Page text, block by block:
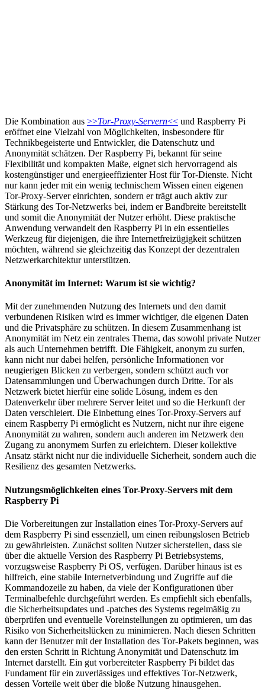
Die Kombination aus >>Tor-Proxy-Servern<< und Raspberry Pi
eröffnet eine Vielzahl von Möglichkeiten, insbesondere für
Technikbegeisterte und Entwickler, die Datenschutz und
Anonymität schätzen. Der Raspberry Pi, bekannt für seine
Flexibilität und kompakten Maße, eignet sich hervorragend als
kostengünstiger und energieeffizienter Host für Tor-Dienste. Nicht
nur kann jeder mit ein wenig technischem Wissen einen eigenen
Tor-Proxy-Server einrichten, sondern er trägt auch aktiv zur
Stärkung des Tor-Netzwerks bei, indem er Bandbreite bereitstellt
und somit die Anonymität der Nutzer erhöht. Diese praktische
Anwendung verwandelt den Raspberry Pi in ein essentielles
Werkzeug für diejenigen, die ihre Internetfreizügigkeit schützen
möchten, während sie gleichzeitig das Konzept der dezentralen
Netzwerkarchitektur unterstützen.
Anonymität im Internet: Warum ist sie wichtig?
Mit der zunehmenden Nutzung des Internets und den damit
verbundenen Risiken wird es immer wichtiger, die eigenen Daten
und die Privatsphäre zu schützen. In diesem Zusammenhang ist
Anonymität im Netz ein zentrales Thema, das sowohl private Nutzer
als auch Unternehmen betrifft. Die Fähigkeit, anonym zu surfen,
kann nicht nur dabei helfen, persönliche Informationen vor
neugierigen Blicken zu verbergen, sondern schützt auch vor
Datensammlungen und Überwachungen durch Dritte. Tor als
Netzwerk bietet hierfür eine solide Lösung, indem es den
Datenverkehr über mehrere Server leitet und so die Herkunft der
Daten verschleiert. Die Einbettung eines Tor-Proxy-Servers auf
einem Raspberry Pi ermöglicht es Nutzern, nicht nur ihre eigene
Anonymität zu wahren, sondern auch anderen im Netzwerk den
Zugang zu anonymem Surfen zu erleichtern. Dieser kollektive
Ansatz stärkt nicht nur die individuelle Sicherheit, sondern auch die
Resilienz des gesamten Netzwerks.
Nutzungsmöglichkeiten eines Tor-Proxy-Servers mit dem
Raspberry Pi
Die Vorbereitungen zur Installation eines Tor-Proxy-Servers auf
dem Raspberry Pi sind essenziell, um einen reibungslosen Betrieb
zu gewährleisten. Zunächst sollten Nutzer sicherstellen, dass sie
über die aktuelle Version des Raspberry Pi Betriebsystems,
vorzugsweise Raspberry Pi OS, verfügen. Darüber hinaus ist es
hilfreich, eine stabile Internetverbindung und Zugriffe auf die
Kommandozeile zu haben, da viele der Konfigurationen über
Terminalbefehle durchgeführt werden. Es empfiehlt sich ebenfalls,
die Sicherheitsupdates und -patches des Systems regelmäßig zu
überprüfen und eventuelle Voreinstellungen zu optimieren, um das
Risiko von Sicherheitslücken zu minimieren. Nach diesen Schritten
kann der Benutzer mit der Installation des Tor-Pakets beginnen, was
den ersten Schritt in Richtung Anonymität und Datenschutz im
Internet darstellt. Ein gut vorbereiteter Raspberry Pi bildet das
Fundament für ein zuverlässiges und effektives Tor-Netzwerk,
dessen Vorteile weit über die bloße Nutzung hinausgehen.